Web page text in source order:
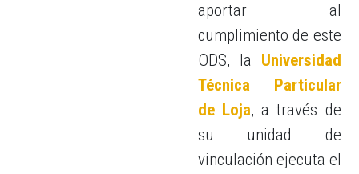
aportar al
cumplimiento de este
ODS, la Universidad
Técnica Particular
de Loja, a través de
su unidad de
vinculación ejecuta el